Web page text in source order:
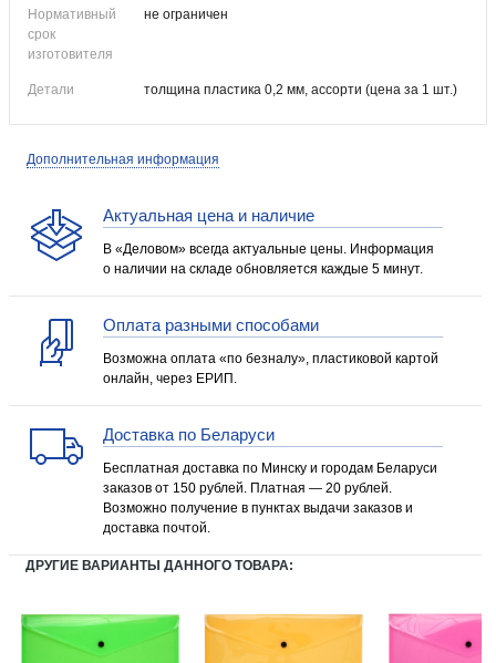
Нормативный
срок
изготовителя
не ограничен
Детали толщина пластика 0,2 мм, ассорти (цена за 1 шт.)
Дополнительная информация
Актуальная цена и наличие
В «Деловом» всегда актуальные цены. Информация
о наличии на складе обновляется каждые 5 минут.
Оплата разными способами
Возможна оплата «по безналу», пластиковой картой
онлайн, через ЕРИП.
Доставка по Беларуси
Бесплатная доставка по Минску и городам Беларуси
заказов от 150 рублей. Платная — 20 рублей.
Возможно получение в пунктах выдачи заказов и
доставка почтой.
ДРУГИЕ ВАРИАНТЫ ДАННОГО ТОВАРА: